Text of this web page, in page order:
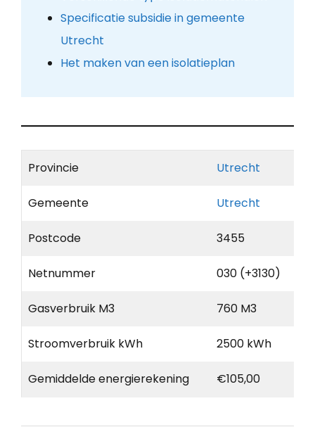
Specificatie subsidie in gemeente
Utrecht
Het maken van een isolatieplan
Provincie Utrecht
Gemeente Utrecht
Postcode 3455
Netnummer 030 (+3130)
Gasverbruik M3 760 M3
Stroomverbruik kWh 2500 kWh
Gemiddelde energierekening €105,00